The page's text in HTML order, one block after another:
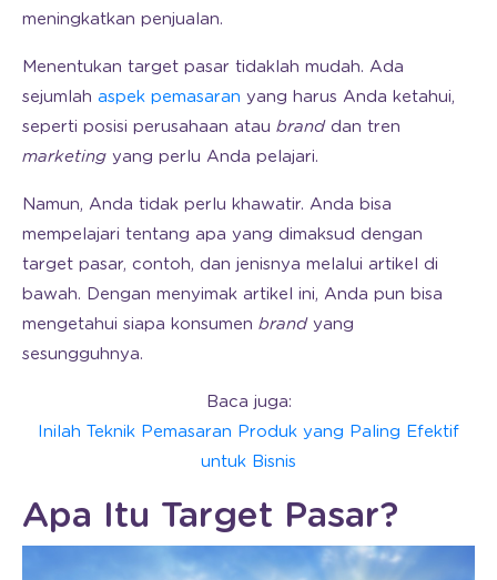
meningkatkan penjualan.
Menentukan target pasar tidaklah mudah. Ada
sejumlah aspek pemasaran yang harus Anda ketahui,
seperti posisi perusahaan atau brand dan tren
marketing yang perlu Anda pelajari.
Namun, Anda tidak perlu khawatir. Anda bisa
mempelajari tentang apa yang dimaksud dengan
target pasar, contoh, dan jenisnya melalui artikel di
bawah. Dengan menyimak artikel ini, Anda pun bisa
mengetahui siapa konsumen brand yang
sesungguhnya.
Baca juga:
Inilah Teknik Pemasaran Produk yang Paling Efektif
untuk Bisnis
Apa Itu Target Pasar?